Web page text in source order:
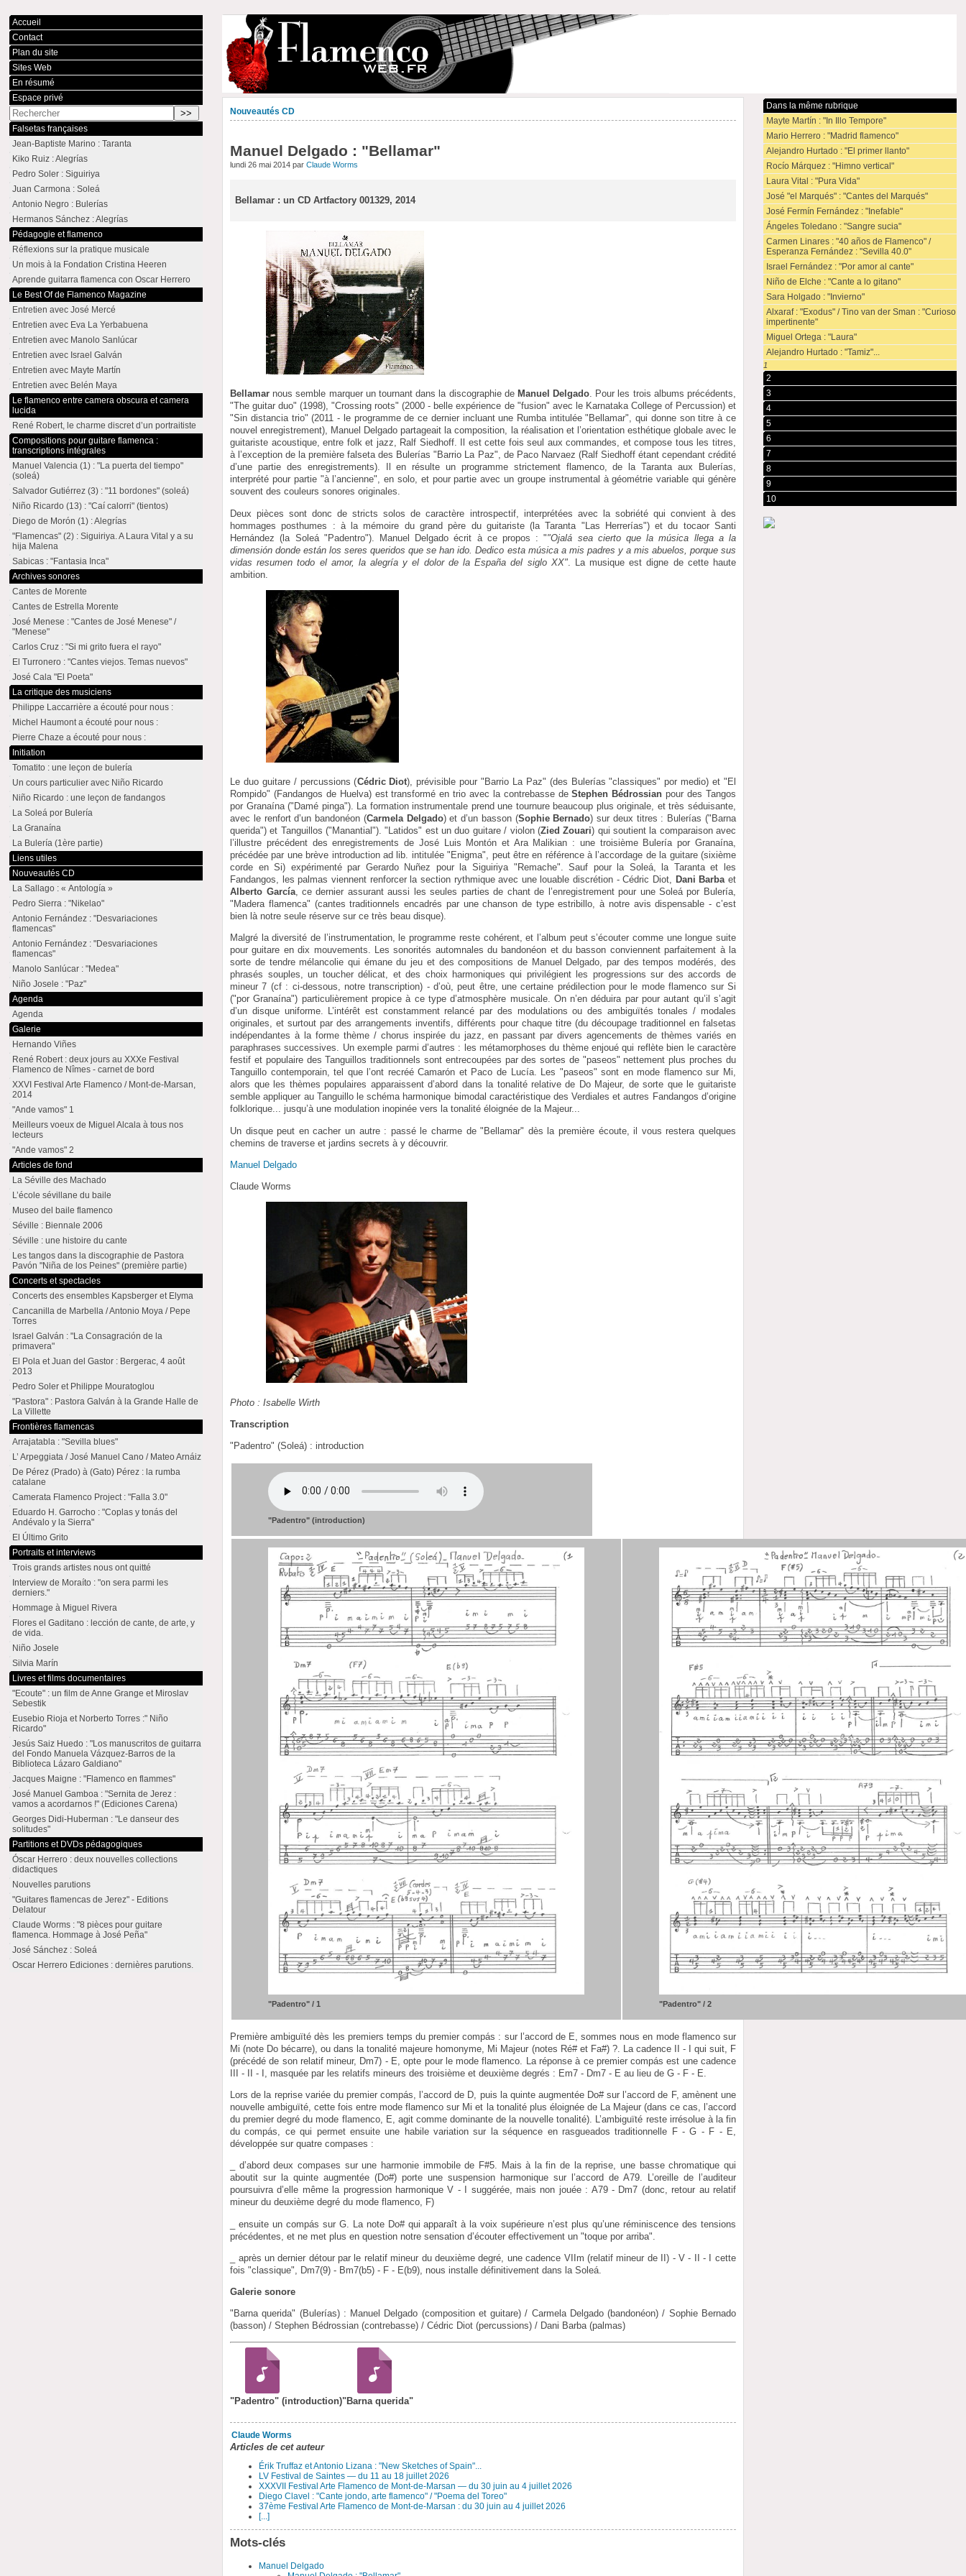
Nouveautés CD
Manuel Delgado : "Bellamar"
lundi 26 mai 2014 parClaude Worms
Bellamar : un CD Artfactory 001329, 2014
Bellamar nous semble marquer un tournant dans la discographie de Manuel Delgado. Pour les trois albums précédents,
"The guitar duo" (1998), "Crossing roots" (2000 - belle expérience de "fusion" avec le Karnataka College of Percussion) et
"Sin distancia trio" (2011 - le programme de ce dernier incluant une Rumba intitulée "Bellamar", qui donne son titre à ce
nouvel enregistrement), Manuel Delgado partageait la composition, la réalisation et l’orientation esthétique globale avec le
guitariste acoustique, entre folk et jazz, Ralf Siedhoff. Il est cette fois seul aux commandes, et compose tous les titres,
à l’exception de la première falseta des Bulerías "Barrio La Paz", de Paco Narvaez (Ralf Siedhoff étant cependant crédité
d’une partie des enregistrements). Il en résulte un programme strictement flamenco, de la Taranta aux Bulerías,
interprété pour partie "à l’ancienne", en solo, et pour partie avec un groupe instrumental à géométrie variable qui génère
souvent des couleurs sonores originales.
Deux pièces sont donc de stricts solos de caractère introspectif, interprétées avec la sobriété qui convient à des
hommages posthumes : à la mémoire du grand père du guitariste (la Taranta "Las Herrerías") et du tocaor Santi
Hernández (la Soleá "Padentro"). Manuel Delgado écrit à ce propos : ""Ojalá sea cierto que la música llega a la
dimensión donde están los seres queridos que se han ido. Dedico esta música a mis padres y a mis abuelos, porque sus
vidas resumen todo el amor, la alegría y el dolor de la España del siglo XX". La musique est digne de cette haute
ambition.
Le duo guitare / percussions (Cédric Diot), prévisible pour "Barrio La Paz" (des Bulerías "classiques" por medio) et "El
Rompido" (Fandangos de Huelva) est transformé en trio avec la contrebasse deStephen Bédrossian pour des Tangos
por Granaína ("Damé pinga"). La formation instrumentale prend une tournure beaucoup plus originale, et très séduisante,
avec le renfort d’un bandonéon (Carmela Delgado) et d’un basson (Sophie Bernado) sur deux titres : Bulerías ("Barna
querida") et Tanguillos ("Manantial"). "Latidos" est un duo guitare / violon (Zied Zouari) qui soutient la comparaison avec
l’illustre précédent des enregistrements de José Luis Montón et Ara Malikian : une troisième Bulería por Granaína,
précédée par une brève introduction ad lib. intitulée "Enigma", peut être en référence à l’accordage de la guitare (sixième
corde en Si) expérimenté par Gerardo Nuñez pour la Siguiriya "Remache". Sauf pour la Soleá, la Taranta et les
Fandangos, les palmas viennent renforcer la section rythmique avec une louable discrétion - Cédric Diot, Dani Barbaet
Alberto García, ce dernier assurant aussi les seules parties de chant de l’enregistrement pour une Soleá por Bulería,
"Madera flamenca" (cantes traditionnels encadrés par une chanson de type estribillo, à notre avis dispensable - c’est
bien là notre seule réserve sur ce très beau disque).
Malgré la diversité de l’instrumentation, le programme reste cohérent, et l’album peut s’écouter comme une longue suite
pour guitare en dix mouvements. Les sonorités automnales du bandonéon et du basson conviennent parfaitement à la
sorte de tendre mélancolie qui émane du jeu et des compositions de Manuel Delgado, par des tempos modérés, des
phrasés souples, un toucher délicat, et des choix harmoniques qui privilégient les progressions sur des accords de
mineur 7 (cf : ci-dessous, notre transcription) - d’où, peut être, une certaine prédilection pour le mode flamenco sur Si
("por Granaína") particulièrement propice à ce type d’atmosphère musicale. On n’en déduira par pour autant qu’il s’agit
d’un disque uniforme. L’intérêt est constamment relancé par des modulations ou des ambiguïtés tonales / modales
originales, et surtout par des arrangements inventifs, différents pour chaque titre (du découpage traditionnel en falsetas
indépendantes à la forme thème / chorus inspirée du jazz, en passant par divers agencements de thèmes variés en
paraphrases successives. Un exemple parmi d’autres : les métamorphoses du thème enjoué qui reflète bien le caractère
festif et populaire des Tanguillos traditionnels sont entrecoupées par des sortes de "paseos" nettement plus proches du
Tanguillo contemporain, tel que l’ont recréé Camarón et Paco de Lucía. Les "paseos" sont en mode flamenco sur Mi,
alors que les thèmes populaires apparaissent d’abord dans la tonalité relative de Do Majeur, de sorte que le guitariste
semble appliquer au Tanguillo le schéma harmonique bimodal caractéristique des Verdiales et autres Fandangos d’origine
folklorique... jusqu’à une modulation inopinée vers la tonalité éloignée de la Majeur...
Un disque peut en cacher un autre : passé le charme de "Bellamar" dès la première écoute, il vous restera quelques
chemins de traverse et jardins secrets à y découvrir.
Manuel Delgado
Claude Worms
Photo : Isabelle Wirth
Transcription
"Padentro" (Soleá) : introduction
"Padentro" (introduction)
"Padentro" / 1 "Padentro" / 2
Première ambiguïté dès les premiers temps du premier compás : sur l’accord de E, sommes nous en mode flamenco sur
Mi (note Do bécarre), ou dans la tonalité majeure homonyme, Mi Majeur (notes Ré# et Fa#) ?. La cadence II - I qui suit, F
(précédé de son relatif mineur, Dm7) - E, opte pour le mode flamenco. La réponse à ce premier compás est une cadence
III - II - I, masquée par les relatifs mineurs des troisième et deuxième degrés : Em7 - Dm7 - E au lieu de G - F - E.
Lors de la reprise variée du premier compás, l’accord de D, puis la quinte augmentée Do# sur l’accord de F, amènent une
nouvelle ambiguïté, cette fois entre mode flamenco sur Mi et la tonalité plus éloignée de La Majeur (dans ce cas, l’accord
du premier degré du mode flamenco, E, agit comme dominante de la nouvelle tonalité). L’ambiguïté reste irrésolue à la fin
du compás, ce qui permet ensuite une habile variation sur la séquence en rasgueados traditionnelle F - G - F - E,
développée sur quatre compases :
_ d’abord deux compases sur une harmonie immobile de F#5. Mais à la fin de la reprise, une basse chromatique qui
aboutit sur la quinte augmentée (Do#) porte une suspension harmonique sur l’accord de A79. L’oreille de l’auditeur
poursuivra d’elle même la progression harmonique V - I suggérée, mais non jouée : A79 - Dm7 (donc, retour au relatif
mineur du deuxième degré du mode flamenco, F)
_ ensuite un compás sur G. La note Do# qui apparaît à la voix supérieure n’est plus qu’une réminiscence des tensions
précédentes, et ne met plus en question notre sensation d’écouter effectivement un "toque por arriba".
_ après un dernier détour par le relatif mineur du deuxième degré, une cadence VIIm (relatif mineur de II) - V - II - I cette
fois "classique", Dm7(9) - Bm7(b5) - F - E(b9), nous installe définitivement dans la Soleá.
Galerie sonore
"Barna querida" (Bulerías) : Manuel Delgado (composition et guitare) / Carmela Delgado (bandonéon) / Sophie Bernado
(basson) / Stephen Bédrossian (contrebasse) / Cédric Diot (percussions) / Dani Barba (palmas)
"Padentro" (introduction)"Barna querida"
Claude Worms
Articles de cet auteur
Érik Truffaz et Antonio Lizana : "New Sketches of Spain"...
LV Festival de Saintes — du 11 au 18 juillet 2026
XXXVII Festival Arte Flamenco de Mont-de-Marsan — du 30 juin au 4 juillet 2026
Diego Clavel : "Cante jondo, arte flamenco" / "Poema del Toreo"
37ème Festival Arte Flamenco de Mont-de-Marsan : du 30 juin au 4 juillet 2026
[...]
Mots-clés
Manuel Delgado
Dans la même rubrique
Mayte Martín : "In Illo Tempore"
Mario Herrero : "Madrid flamenco"
Alejandro Hurtado : "El primer llanto"
Rocío Márquez : "Himno vertical"
Laura Vital : "Pura Vida"
José "el Marqués" : "Cantes del Marqués"
José Fermín Fernández : "Inefable"
Ángeles Toledano : "Sangre sucia"
Carmen Linares : "40 años de Flamenco" /
Esperanza Fernández : "Sevilla 40.0"
Israel Fernández : "Por amor al cante"
Niño de Elche : "Cante a lo gitano"
Sara Holgado : "Invierno"
Alxaraf : "Exodus" / Tino van der Sman : "Curioso
impertinente"
Miguel Ortega : "Laura"
Alejandro Hurtado : "Tamiz"...
1
2
3
4
5
6
7
8
9
10
Accueil
Contact
Plan du site
Sites Web
En résumé
Espace privé
Falsetas françaises
Jean-Baptiste Marino : Taranta
Kiko Ruiz : Alegrías
Pedro Soler : Siguiriya
Juan Carmona : Soleá
Antonio Negro : Bulerías
Hermanos Sánchez : Alegrías
Pédagogie et flamenco
Réflexions sur la pratique musicale
Un mois à la Fondation Cristina Heeren
Aprende guitarra flamenca con Oscar Herrero
Le Best Of de Flamenco Magazine
Entretien avec José Mercé
Entretien avec Eva La Yerbabuena
Entretien avec Manolo Sanlúcar
Entretien avec Israel Galván
Entretien avec Mayte Martín
Entretien avec Belén Maya
Le flamenco entre camera obscura et camera
lucida
René Robert, le charme discret d’un portraitiste
Compositions pour guitare flamenca :
transcriptions intégrales
Manuel Valencia (1) : "La puerta del tiempo"
(soleá)
Salvador Gutiérrez (3) : "11 bordones" (soleá)
Niño Ricardo (13) : "Caí calorri" (tientos)
Diego de Morón (1) : Alegrías
"Flamencas" (2) : Siguiriya. A Laura Vital y a su
hija Malena
Sabicas : "Fantasia Inca"
Archives sonores
Cantes de Morente
Cantes de Estrella Morente
José Menese : "Cantes de José Menese" /
"Menese"
Carlos Cruz : "Si mi grito fuera el rayo"
El Turronero : "Cantes viejos. Temas nuevos"
José Cala "El Poeta"
La critique des musiciens
Philippe Laccarrière a écouté pour nous :
Michel Haumont a écouté pour nous :
Pierre Chaze a écouté pour nous :
Initiation
Tomatito : une leçon de bulería
Un cours particulier avec Niño Ricardo
Niño Ricardo : une leçon de fandangos
La Soleá por Bulería
La Granaína
La Bulería (1ère partie)
Liens utiles
Nouveautés CD
La Sallago : « Antología »
Pedro Sierra : "Nikelao"
Antonio Fernández : "Desvariaciones
flamencas"
Antonio Fernández : "Desvariaciones
flamencas"
Manolo Sanlúcar : "Medea"
Niño Josele : "Paz"
Agenda
Agenda
Galerie
Hernando Viñes
René Robert : deux jours au XXXe Festival
Flamenco de Nîmes - carnet de bord
XXVI Festival Arte Flamenco / Mont-de-Marsan,
2014
"Ande vamos" 1
Meilleurs voeux de Miguel Alcala à tous nos
lecteurs
"Ande vamos" 2
Articles de fond
La Séville des Machado
L’école sévillane du baile
Museo del baile flamenco
Séville : Biennale 2006
Séville : une histoire du cante
Les tangos dans la discographie de Pastora
Pavón "Niña de los Peines" (première partie)
Concerts et spectacles
Concerts des ensembles Kapsberger et Elyma
Cancanilla de Marbella / Antonio Moya / Pepe
Torres
Israel Galván : "La Consagración de la
primavera"
El Pola et Juan del Gastor : Bergerac, 4 août
2013
Pedro Soler et Philippe Mouratoglou
"Pastora" : Pastora Galván à la Grande Halle de
La Villette
Frontières flamencas
Arrajatabla : "Sevilla blues"
L’ Arpeggiata / José Manuel Cano / Mateo Arnáiz
De Pérez (Prado) à (Gato) Pérez : la rumba
catalane
Camerata Flamenco Project : "Falla 3.0"
Eduardo H. Garrocho : "Coplas y tonás del
Andévalo y la Sierra"
El Último Grito
Portraits et interviews
Trois grands artistes nous ont quitté
Interview de Moraíto : "on sera parmi les
derniers."
Hommage à Miguel Rivera
Flores el Gaditano : lección de cante, de arte, y
de vida.
Niño Josele
Silvia Marín
Livres et films documentaires
"Ecoute" : un film de Anne Grange et Miroslav
Sebestik
Eusebio Rioja et Norberto Torres :" Niño
Ricardo"
Jesús Saiz Huedo : "Los manuscritos de guitarra
del Fondo Manuela Vázquez-Barros de la
Biblioteca Lázaro Galdiano"
Jacques Maigne : "Flamenco en flammes"
José Manuel Gamboa : "Sernita de Jerez :
vamos a acordarnos !" (Ediciones Carena)
Georges Didi-Huberman : "Le danseur des
solitudes"
Partitions et DVDs pédagogiques
Óscar Herrero : deux nouvelles collections
didactiques
Nouvelles parutions
"Guitares flamencas de Jerez" - Editions
Delatour
Claude Worms : "8 pièces pour guitare
flamenca. Hommage à José Peña"
José Sánchez : Soleá
Oscar Herrero Ediciones : dernières parutions.